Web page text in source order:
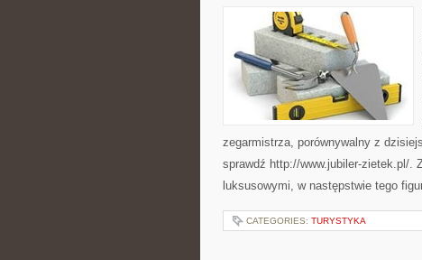
zegarmistrza, porównywalny z
sprawdź http://www.jubiler-zietek.pl/.
luksusowymi, w następstwie tego
CATEGORIES: TURYSTYKA